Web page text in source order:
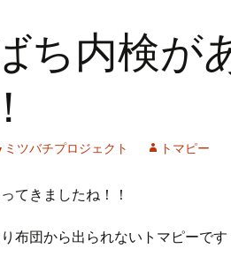
ェクト
ち内検が
ミツバチプロジェクト トマピー
てきましたね！！
布団から出られないトマピーです